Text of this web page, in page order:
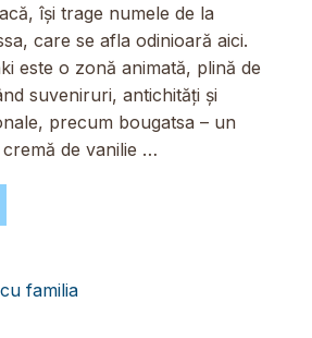
își trage numele de la
care se afla odinioară aici.
este o zonă animată, plină de
suveniruri, antichități și
precum bougatsa – un
de vanilie …
familia